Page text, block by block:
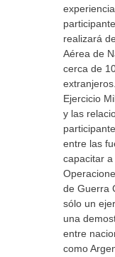
realizará
Aérea de
cerca de
Ejercicio
y las
entre las
capacitar a
de Guerra
sólo un
una
entre
como